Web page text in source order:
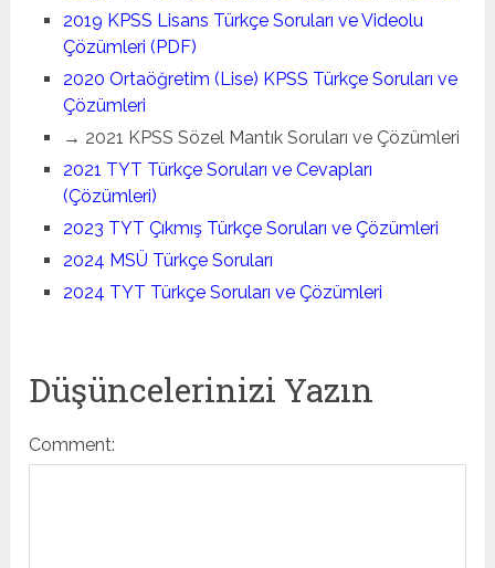
2019 KPSS Lisans Türkçe Soruları ve Videolu
Çözümleri (PDF)
2020 Ortaöğretim (Lise) KPSS Türkçe Soruları ve
Çözümleri
→ 2021 KPSS Sözel Mantık Soruları ve Çözümleri
2021 TYT Türkçe Soruları ve Cevapları
(Çözümleri)
2023 TYT Çıkmış Türkçe Soruları ve Çözümleri
2024 MSÜ Türkçe Soruları
2024 TYT Türkçe Soruları ve Çözümleri
Düşüncelerinizi Yazın
Comment: